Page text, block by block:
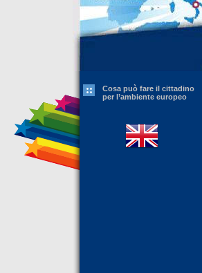
Cosa può fare il cittadino
per l’ambiente europeo